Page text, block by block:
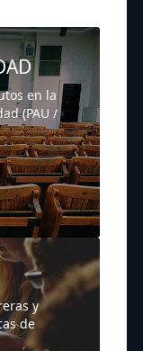
en la
(PAU /
y
de